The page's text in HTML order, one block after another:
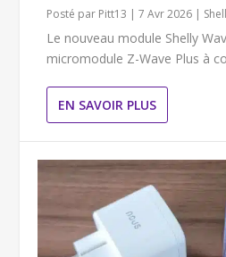
Posté par Pitt13 |7 Avr 2026 |
Le nouveau module Shelly
micromodule Z-Wave Plus à
EN SAVOIR PLUS